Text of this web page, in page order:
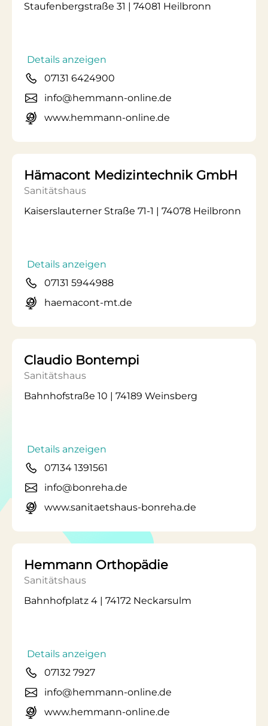
Staufenbergstraße 31 | 74081 Heilbronn
Details anzeigen
07131 6424900
info@hemmann-online.de
www.hemmann-online.de
Hämacont Medizintechnik GmbH
Sanitätshaus
Kaiserslauterner Straße 71-1 | 74078 Heilbronn
Details anzeigen
07131 5944988
haemacont-mt.de
Claudio Bontempi
Sanitätshaus
Bahnhofstraße 10 | 74189 Weinsberg
Details anzeigen
07134 1391561
info@bonreha.de
www.sanitaetshaus-bonreha.de
Hemmann Orthopädie
Sanitätshaus
Bahnhofplatz 4 | 74172 Neckarsulm
Details anzeigen
07132 7927
info@hemmann-online.de
www.hemmann-online.de